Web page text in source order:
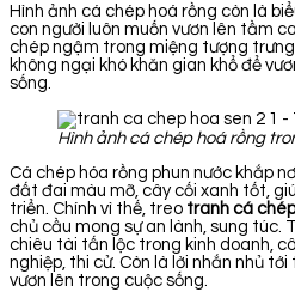
Hình ảnh cá chép hoá rồng còn là
con người luôn muốn vươn lên tầm
chép ngậm trong miệng tượng trưng
không ngại khó khăn gian khổ để
sống.
Hình ảnh cá chép hoá rồng
Cá chép hóa rồng phun nước khắp
đất đai màu mỡ, cây cối xanh tốt,
triển. Chính vì thế, treo tranh cá
chủ cầu mong sự an lành, sung túc.
chiêu tài tấn lộc trong kinh doanh,
nghiệp, thi cử. Còn là lời nhắn nhủ
vươn lên trong cuộc sống.